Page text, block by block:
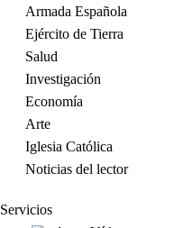
Armada Española
Ejército de Tierra
Salud
Investigación
Economía
Arte
Iglesia Católica
Noticias del lector
Servicios